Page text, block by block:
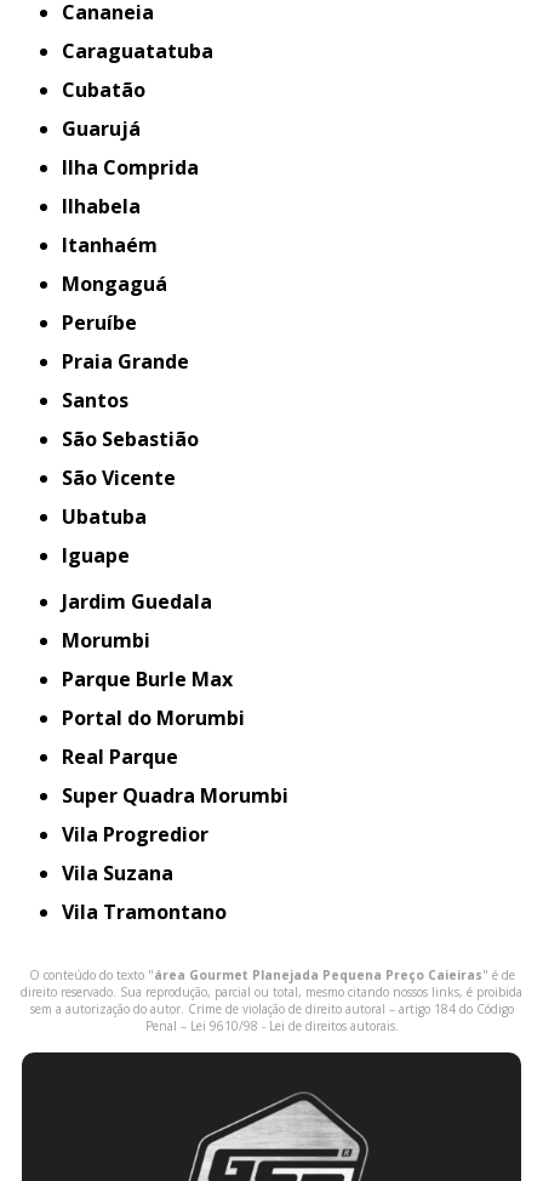
Cananeia
Caraguatatuba
Cubatão
Guarujá
Ilha Comprida
Ilhabela
Itanhaém
Mongaguá
Peruíbe
Praia Grande
Santos
São Sebastião
São Vicente
Ubatuba
iguape
Jardim Guedala
Morumbi
Parque Burle Max
Portal do Morumbi
Real Parque
Super Quadra Morumbi
Vila Progredior
Vila Suzana
Vila Tramontano
O conteúdo do texto "área Gourmet Planejada Pequena Preço Caieiras" é de
direito reservado. Sua reprodução, parcial ou total, mesmo citando nossos links, é proibida
sem a autorização do autor. Crime de violação de direito autoral – artigo 184 do Código
Penal – Lei 9610/98 - Lei de direitos autorais.